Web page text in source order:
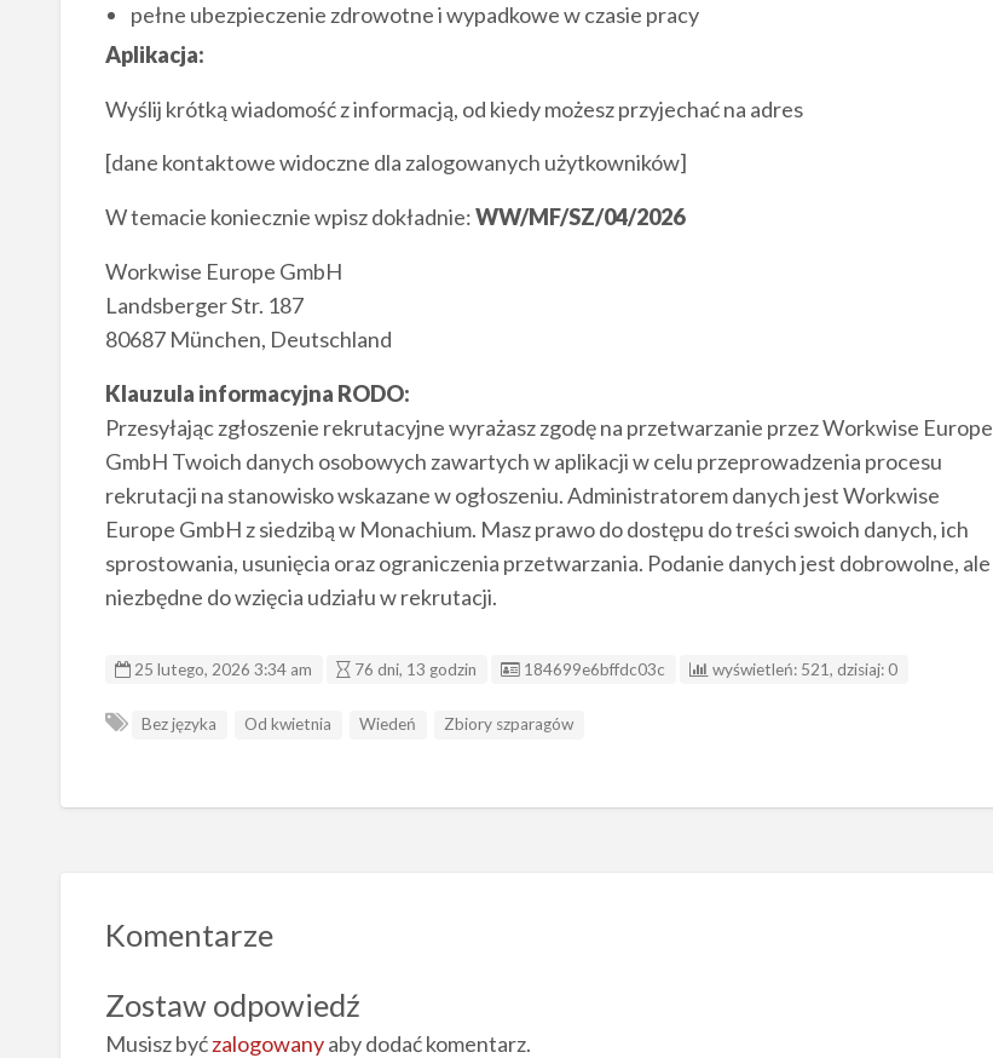
pełne ubezpieczenie zdrowotne i wypadkowe w czasie pracy
Aplikacja:
Wyślij krótką wiadomość z informacją, od kiedy możesz przyjechać na adres
[dane kontaktowe widoczne dla zalogowanych użytkowników]
W temacie koniecznie wpisz dokładnie:WW/MF/SZ/04/2026
Workwise Europe GmbH
Landsberger Str. 187
80687 München, Deutschland
Klauzula informacyjna RODO:
Przesyłając zgłoszenie rekrutacyjne wyrażasz zgodę na przetwarzanie przez Workwise Europe
GmbH Twoich danych osobowych zawartych w aplikacji w celu przeprowadzenia procesu
rekrutacji na stanowisko wskazane w ogłoszeniu. Administratorem danych jest Workwise
Europe GmbH z siedzibą w Monachium. Masz prawo do dostępu do treści swoich danych, ich
sprostowania, usunięcia oraz ograniczenia przetwarzania. Podanie danych jest dobrowolne, ale
niezbędne do wzięcia udziału w rekrutacji.
25 lutego, 2026 3:34 am 76 dni, 13 godzin ID ogłoszenia
184699e6bffdc03c wyświetleń: 521, dzisiaj: 0
Bez języka Od kwietnia Wiedeń Zbiory szparagów
Komentarze
Zostaw odpowiedź
Musisz byćzalogowanyaby dodać komentarz.